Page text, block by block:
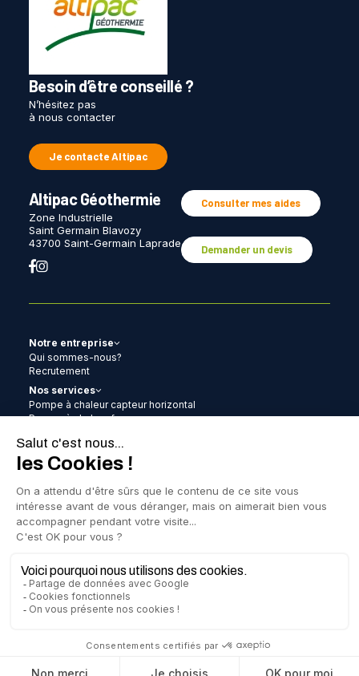
Besoin d’être conseillé ?
N’hésitez pas
à nous contacter
Je contacte Altipac
Altipac Géothermie
Zone Industrielle
Saint Germain Blavozy
43700 Saint-Germain Laprade
Consulter mes aides
Demander un devis
Notre entreprise
Qui sommes-nous?
Recrutement
Nos services
Pompe à chaleur capteur horizontal
Pompe à chaleur forage
Pompe à chaleur clim
Photovoltaïque
Remplacement gaz-gaz / gaz-eau
Contrat d’entretien
Les aides
Nos réalisations
FAQ